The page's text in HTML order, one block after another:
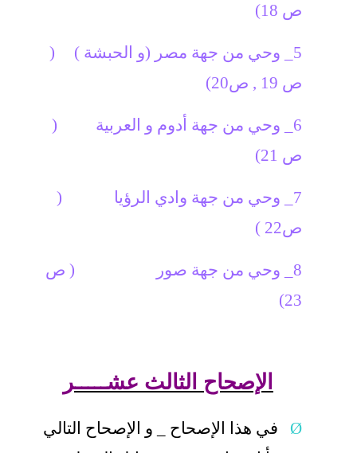
ص 18)
5_ وحي من جهة مصر (و الحبشة )
(
ص 19 , ص20)
6_ وحي من جهة أدوم و العربية
(
ص 21)
7_ وحي من جهة وادي الرؤيا (
ص22 )
8_ وحي من جهة صور
( ص
23)
الإصحاح الثالث عشـــــر
Ø
في هذا الإصحاح _ و الإصحاح التالي